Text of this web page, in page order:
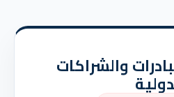
والشراكات